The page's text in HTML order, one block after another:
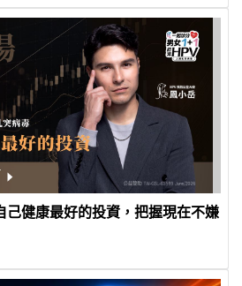
己健康最好的投資，把握現在不嫌